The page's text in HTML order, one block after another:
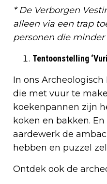
* De Verborgen
alleen via een trap
personen die
Tentoonstelling
In ons
die met vuur te
koekenpannen zijn
koken en bakken.
aardewerk de
hebben en puzzel
Ontdek ook de